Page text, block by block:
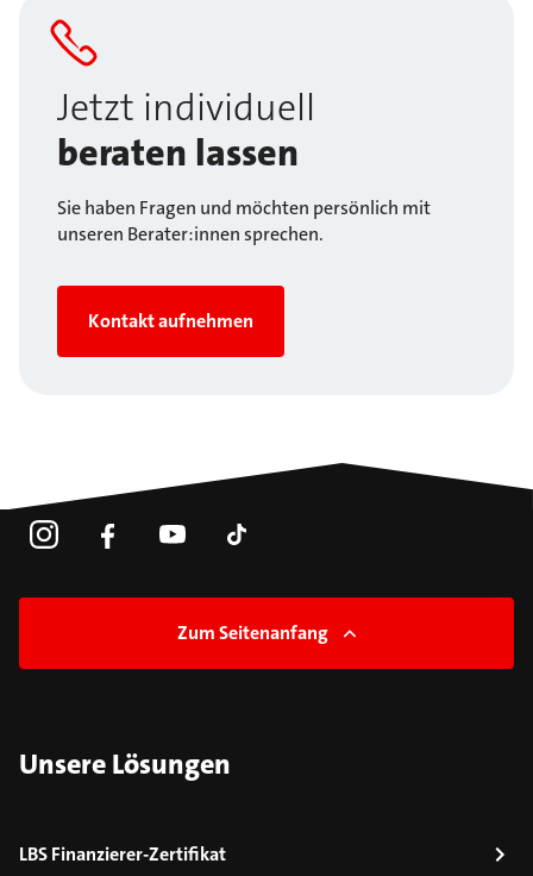
Jetzt individuell
beraten lassen
Sie haben Fragen und möchten persönlich mit
unseren Berater:innen sprechen.
Kontakt aufnehmen
Zum Seitenanfang
Unsere Lösungen
LBS Finanzierer-Zertifikat